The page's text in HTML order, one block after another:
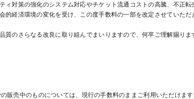
ィ対策の強化のシステム対応やチケット流通コストの高騰、不正
的経済環境の変化を受け、この度手数料の一部を改定させていただ
質のさらなる改良に取り組んでまいりますので、何卒ご理解賜り
販売中のものについては、現行の手数料のままご利用いただけま